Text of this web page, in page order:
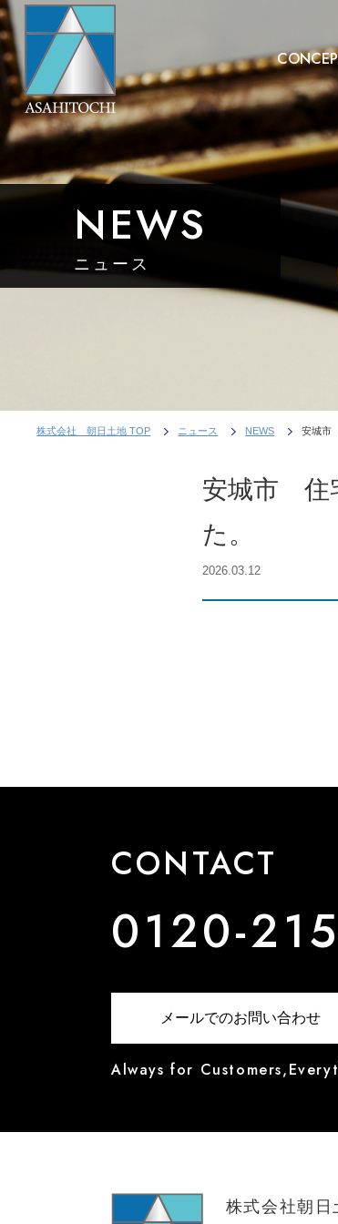
NEWS
ニュース
株式会社 朝日土地 TOP ニュース NEWS 安城市
安城市 住
た。
2026.03.12
CONTACT
0120-
メールでのお問い合わせ
Always for
株式会社朝日